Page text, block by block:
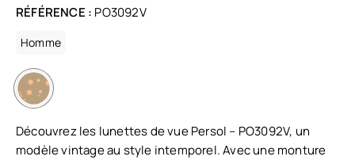
RÉFÉRENCE : PO3092V
Homme
Découvrez les lunettes de vue Persol – PO3092V, un
modèle vintage au style intemporel. Avec une monture